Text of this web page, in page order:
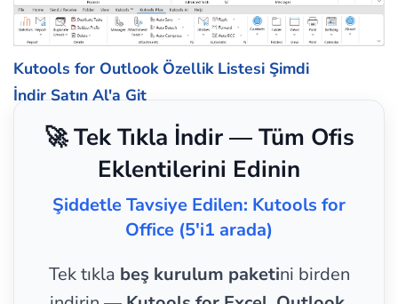
Kutools for Outlook Özellik Listesi Şimdi
İndir Satın Al'a Git
🚀 Tek Tıkla İndir — Tüm Ofis
Eklentilerini Edinin
Şiddetle Tavsiye Edilen: Kutools for
Office (5'i1 arada)
Tek tıkla beş kurulum paketini birden